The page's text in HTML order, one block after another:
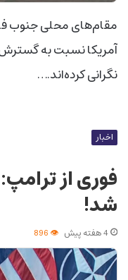
مقام‌های محلی جنوب
آمریکا نسبت به گسترش
نگرانی کرده‌اند.…
اخبار
فوری از
شد!
4 هفته پیش